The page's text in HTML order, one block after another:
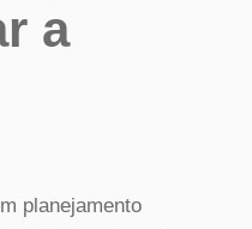
a
planejamento